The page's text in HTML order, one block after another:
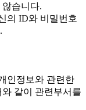
습니다.
의 ID와 비밀번호
인정보와 관련한
같이 관련부서를